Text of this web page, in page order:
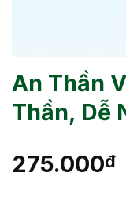
An Thần
Thần, Dễ
275.000đ